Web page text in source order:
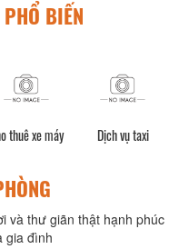
BIẾN
thuê xe máy Dịch vụ taxi
và thư giãn thật hạnh phúc
gia đình